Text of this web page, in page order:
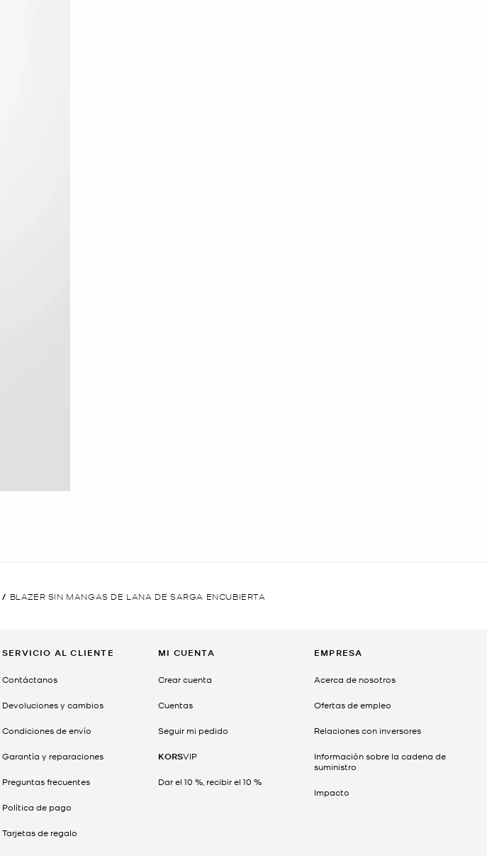
/ BLAZER SIN MANGAS DE LANA DE SARGA ENCUBIERTA
SERVICIO AL CLIENTE
Contáctanos
Devoluciones y cambios
Condiciones de envío
Garantía y reparaciones
Preguntas frecuentes
Política de pago
Tarjetas de regalo
MI CUENTA
Crear cuenta
Cuentas
Seguir mi pedido
KORSVIP
Dar el 10 %, recibir el 10 %
EMPRESA
Acerca de nosotros
Ofertas de empleo
Relaciones con inversores
Información sobre la cadena de
suministro
Impacto